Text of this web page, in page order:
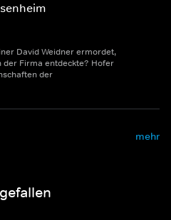
David Weidner ermordet,
Firma entdeckte? Hofer
der
mehr